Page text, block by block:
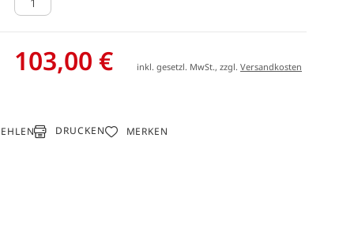
103,00 € inkl. gesetzl. MwSt., zzgl.Versandkosten
DRUCKEN MERKEN